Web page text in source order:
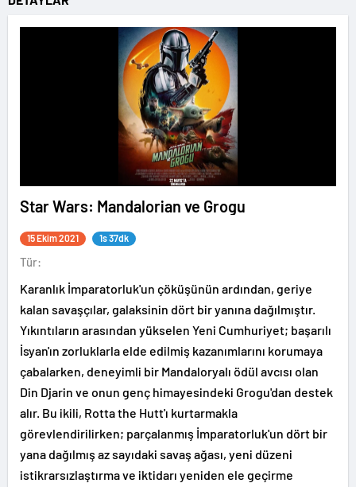
Star Wars: Mandalorian ve Grogu
15 Ekim 2021 1s 37dk
Tür:
Karanlık İmparatorluk'un çöküşünün ardından, geriye
kalan savaşçılar, galaksinin dört bir yanına dağılmıştır.
Yıkıntıların arasından yükselen Yeni Cumhuriyet; başarılı
İsyan'ın zorluklarla elde edilmiş kazanımlarını korumaya
çabalarken, deneyimli bir Mandaloryalı ödül avcısı olan
Din Djarin ve onun genç himayesindeki Grogu'dan destek
alır. Bu ikili, Rotta the Hutt'ı kurtarmakla
görevlendirilirken; parçalanmış İmparatorluk'un dört bir
yana dağılmış az sayıdaki savaş ağası, yeni düzeni
istikrarsızlaştırma ve iktidarı yeniden ele geçirme